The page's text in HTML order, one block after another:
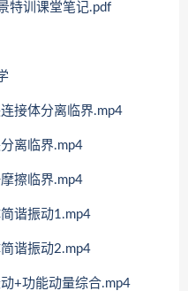
训课堂笔记.pdf
接体分离临界.mp4
离临界.mp4
擦临界.mp4
谐振动1.mp4
谐振动2.mp4
功能动量综合.mp4